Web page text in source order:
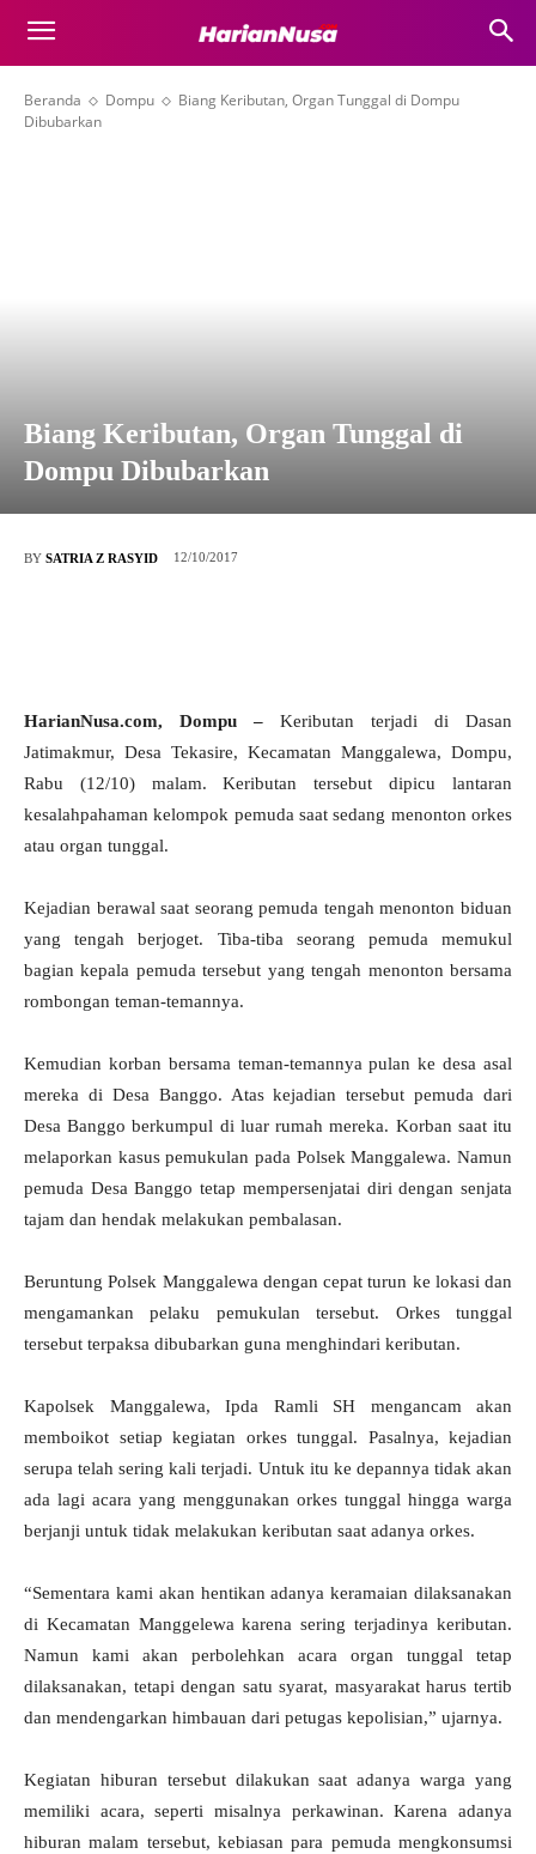
Beranda Dompu
Biang Keributan, Organ Tunggal di Dompu
Dibubarkan
Biang Keributan, Organ Tunggal di
Dompu Dibubarkan
BY SATRIA Z RASYID 12/10/2017
HarianNusa.com, Dompu – Keributan terjadi di Dasan
Jatimakmur, Desa Tekasire, Kecamatan Manggalewa, Dompu,
Rabu (12/10) malam. Keributan tersebut dipicu lantaran
kesalahpahaman kelompok pemuda saat sedang menonton orkes
atau organ tunggal.
Kejadian berawal saat seorang pemuda tengah menonton biduan
yang tengah berjoget. Tiba-tiba seorang pemuda memukul
bagian kepala pemuda tersebut yang tengah menonton bersama
rombongan teman-temannya.
Kemudian korban bersama teman-temannya pulan ke desa asal
mereka di Desa Banggo. Atas kejadian tersebut pemuda dari
Desa Banggo berkumpul di luar rumah mereka. Korban saat itu
melaporkan kasus pemukulan pada Polsek Manggalewa. Namun
pemuda Desa Banggo tetap mempersenjatai diri dengan senjata
tajam dan hendak melakukan pembalasan.
Beruntung Polsek Manggalewa dengan cepat turun ke lokasi dan
mengamankan pelaku pemukulan tersebut. Orkes tunggal
tersebut terpaksa dibubarkan guna menghindari keributan.
Kapolsek Manggalewa, Ipda Ramli SH mengancam akan
memboikot setiap kegiatan orkes tunggal. Pasalnya, kejadian
serupa telah sering kali terjadi. Untuk itu ke depannya tidak akan
ada lagi acara yang menggunakan orkes tunggal hingga warga
berjanji untuk tidak melakukan keributan saat adanya orkes.
“Sementara kami akan hentikan adanya keramaian dilaksanakan
di Kecamatan Manggelewa karena sering terjadinya keributan.
Namun kami akan perbolehkan acara organ tunggal tetap
dilaksanakan, tetapi dengan satu syarat, masyarakat harus tertib
dan mendengarkan himbauan dari petugas kepolisian,” ujarnya.
Kegiatan hiburan tersebut dilakukan saat adanya warga yang
memiliki acara, seperti misalnya perkawinan. Karena adanya
hiburan malam tersebut, kebiasan para pemuda mengkonsumsi